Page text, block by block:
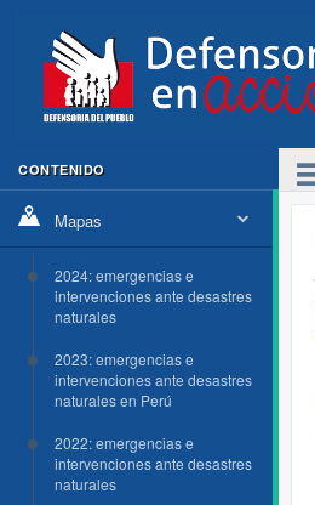
CONTENIDO
Mapas
2024: emergencias e
intervenciones ante desastres
naturales
2023: emergencias e
intervenciones ante desastres
naturales en Perú
2022: emergencias e
intervenciones ante desastres
naturales